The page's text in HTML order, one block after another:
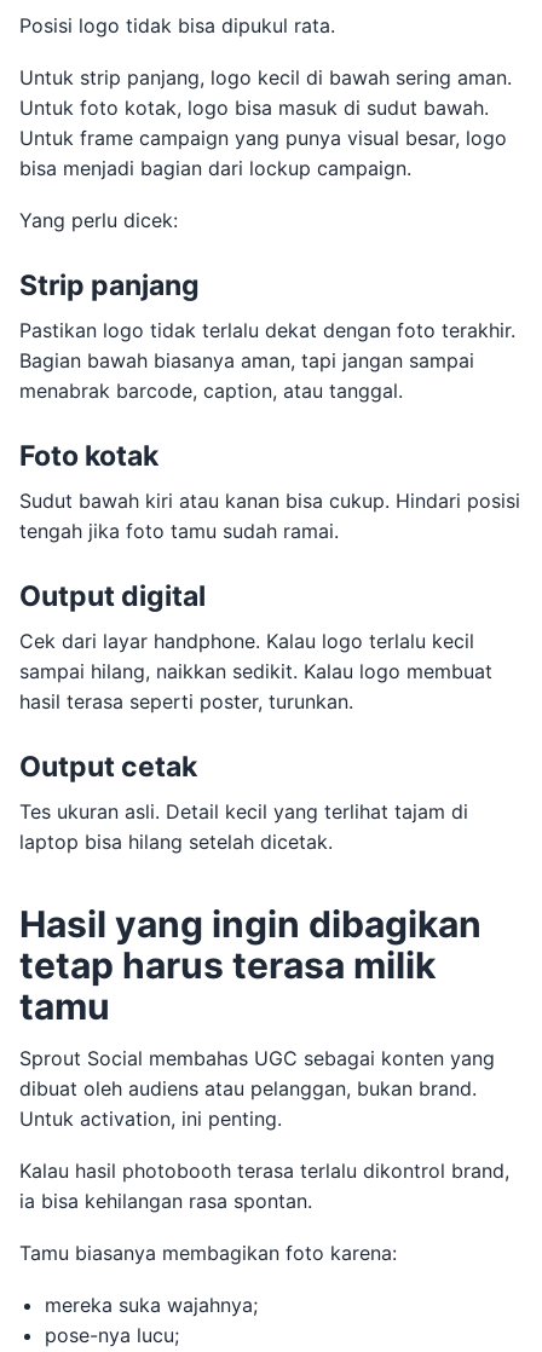
Posisi logo tidak bisa dipukul rata.
Untuk strip panjang, logo kecil di bawah sering aman.
Untuk foto kotak, logo bisa masuk di sudut bawah.
Untuk frame campaign yang punya visual besar, logo
bisa menjadi bagian dari lockup campaign.
Yang perlu dicek:
Strip panjang
Pastikan logo tidak terlalu dekat dengan foto terakhir.
Bagian bawah biasanya aman, tapi jangan sampai
menabrak barcode, caption, atau tanggal.
Foto kotak
Sudut bawah kiri atau kanan bisa cukup. Hindari posisi
tengah jika foto tamu sudah ramai.
Output digital
Cek dari layar handphone. Kalau logo terlalu kecil
sampai hilang, naikkan sedikit. Kalau logo membuat
hasil terasa seperti poster, turunkan.
Output cetak
Tes ukuran asli. Detail kecil yang terlihat tajam di
laptop bisa hilang setelah dicetak.
Hasil yang ingin dibagikan
tetap harus terasa milik
tamu
Sprout Social membahas UGC sebagai konten yang
dibuat oleh audiens atau pelanggan, bukan brand.
Untuk activation, ini penting.
Kalau hasil photobooth terasa terlalu dikontrol brand,
ia bisa kehilangan rasa spontan.
Tamu biasanya membagikan foto karena:
mereka suka wajahnya;
pose-nya lucu;